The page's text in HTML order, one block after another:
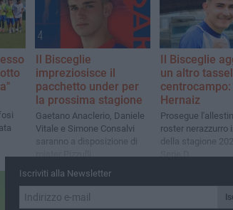
Il Bisceglie
impreziosisce il
pacchetto under per
la prossima stagione
Gaetano Anaclerio, Daniele
Vitale e Simone Consalvi
saranno a disposizione di
Il Bisceglie
un altro
Hernaiz
Prosegue
roster nerazzurro
della stagione
Iscriviti alla Newsletter